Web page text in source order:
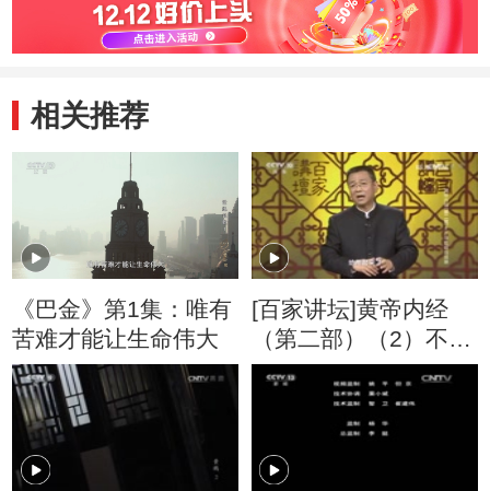
相关推荐
《巴金》第1集：唯有
苦难才能让生命伟大
[百家讲坛]黄帝内经
（第二部）（2）不可
忽视的规律 “吃”的学